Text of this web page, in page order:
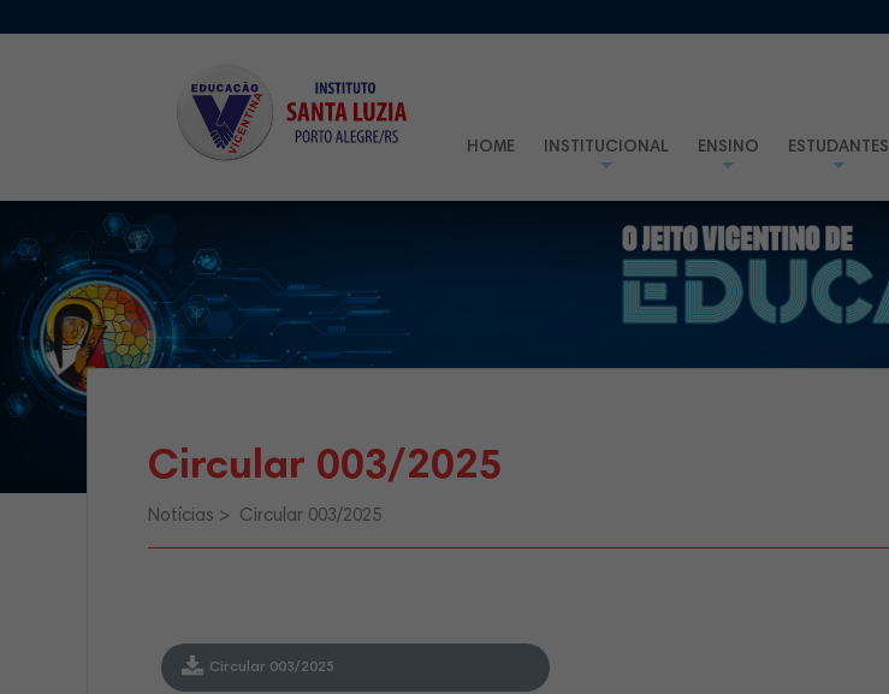
HOME INSTITUCIONAL ENSINO ESTUDANTES
Circular 003/2025
Notícias Circular 003/2025
Circular 003/2025